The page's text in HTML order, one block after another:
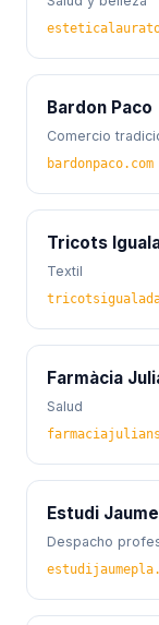
Bardon Paco
Comercio
Tricots
Textil
Farmàcia
Salud
Estudi
Despacho